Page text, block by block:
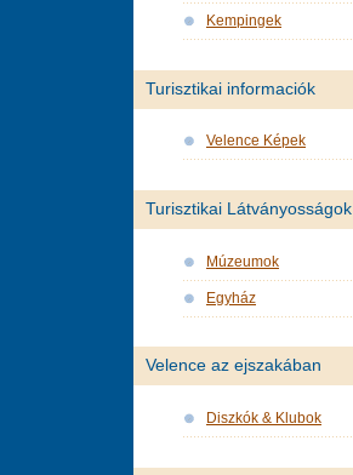
Kempingek
Turisztikai informaciók
Velence Képek
Turisztikai Látványosságok
Múzeumok
Egyház
Velence az ejszakában
Diszkók & Klubok